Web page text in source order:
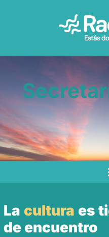
La cultura es
de encuentro